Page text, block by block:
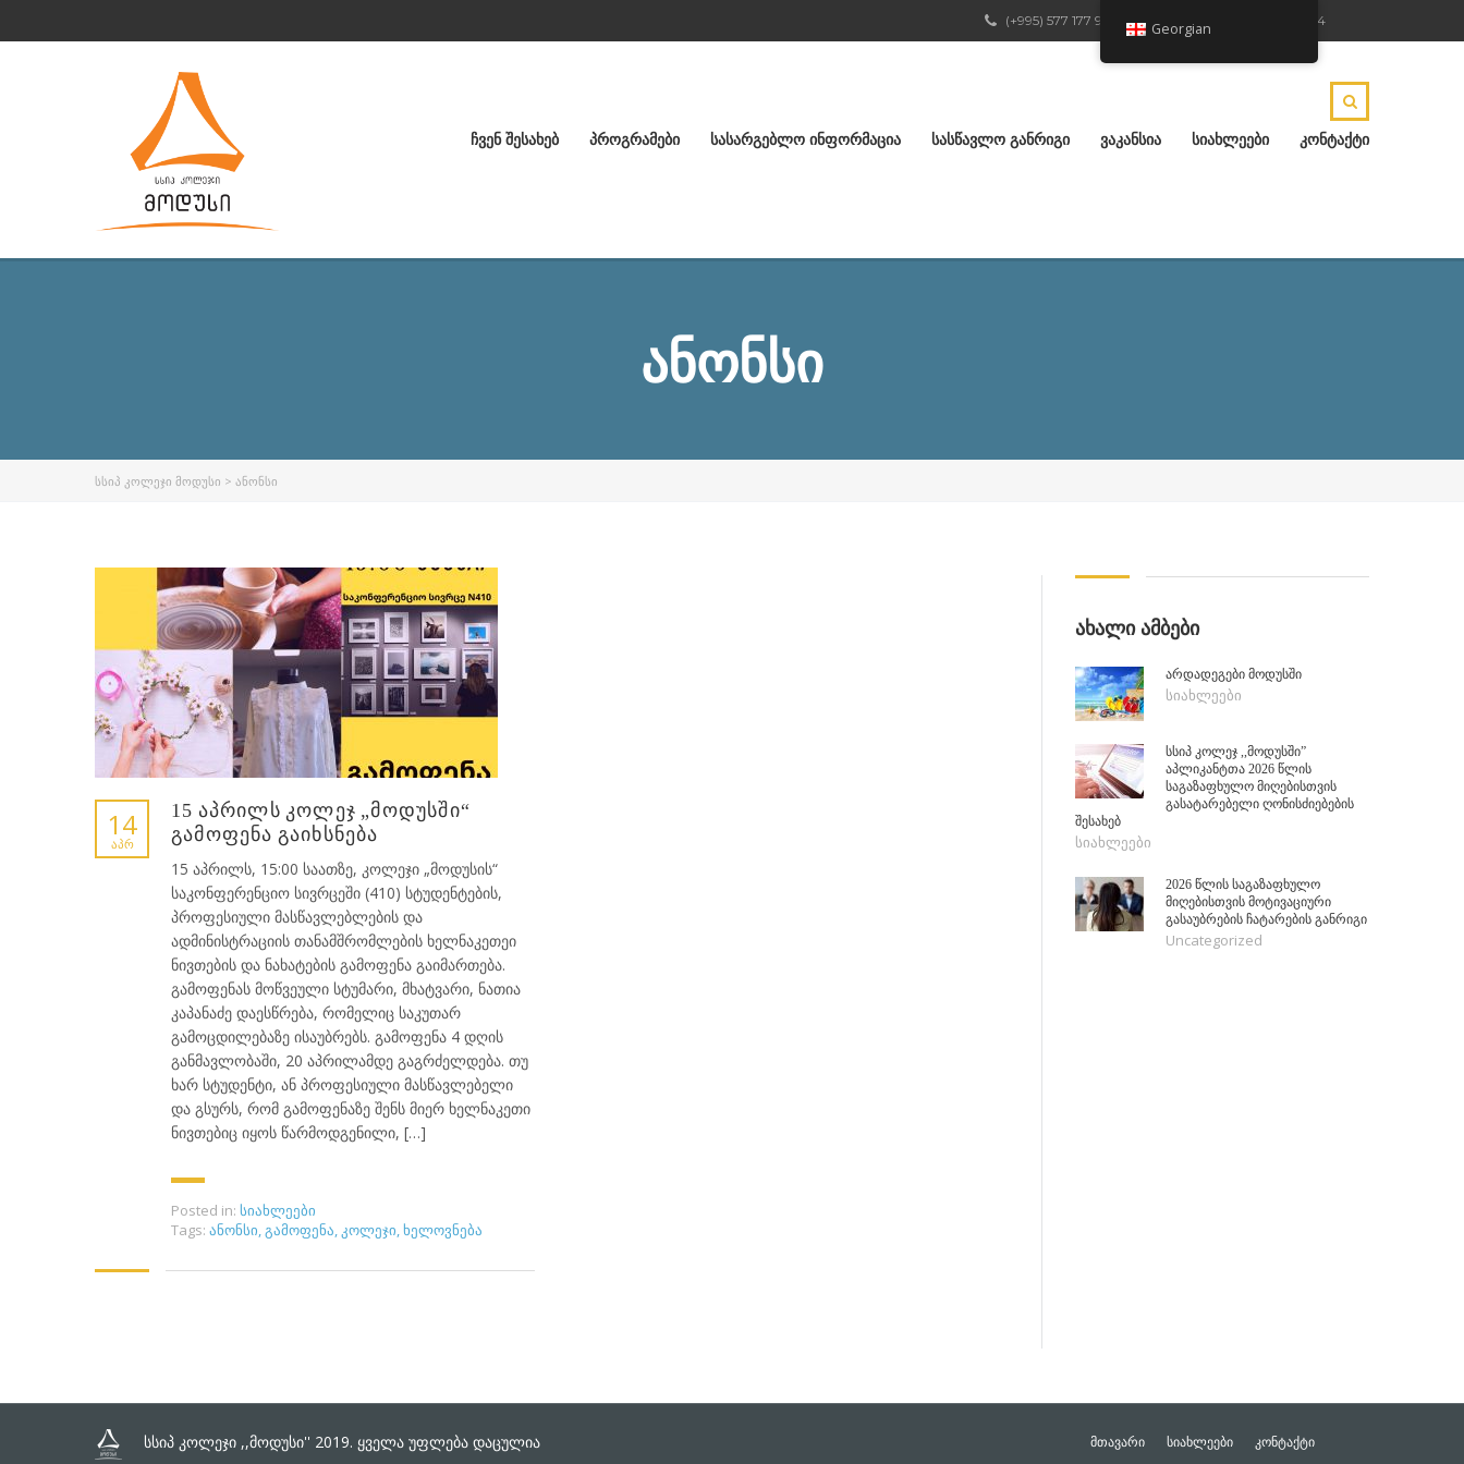
ქ.რუსთავი, ჟ.შარტავას 4
(+995) 577 177 904
ᲩᲕᲔᲜ ᲨᲔᲡᲐᲮᲔᲑ ᲞᲠᲝᲒᲠᲐᲛᲔᲑᲘ ᲡᲐᲡᲐᲠᲒᲔᲑᲚᲝ ᲘᲜᲤᲝᲠᲛᲐᲪᲘᲐ ᲡᲐᲡᲬᲐᲕᲚᲝ ᲒᲐᲜᲠᲘᲒᲘ ᲕᲐᲙᲐᲜᲡᲘᲐ ᲡᲘᲐᲮᲚᲔᲔᲑᲘ ᲙᲝᲜᲢᲐᲥᲢᲘ
ᲐᲜᲝᲜᲡᲘ
ᲡᲡᲘᲞ ᲙᲝᲚᲔᲯᲘ ᲛᲝᲓᲣᲡᲘ > ᲐᲜᲝᲜᲡᲘ
14
ᲐᲞᲠ
15 აპრილს კოლეჯ „მოდუსში“
გამოფენა გაიხსნება
15 აპრილს, 15:00 საათზე, კოლეჯი „მოდუსის“
საკონფერენციო სივრცეში (410) სტუდენტების,
პროფესიული მასწავლებლების და
ადმინისტრაციის თანამშრომლების ხელნაკეთეი
ნივთების და ნახატების გამოფენა გაიმართება.
გამოფენას მოწვეული სტუმარი, მხატვარი, ნათია
კაპანაძე დაესწრება, რომელიც საკუთარ
გამოცდილებაზე ისაუბრებს. გამოფენა 4 დღის
განმავლობაში, 20 აპრილამდე გაგრძელდება. თუ
ხარ სტუდენტი, ან პროფესიული მასწავლებელი
და გსურს, რომ გამოფენაზე შენს მიერ ხელნაკეთი
ნივთებიც იყოს წარმოდგენილი, […]
Posted in: სიახლეები
Tags: ანონსი გამოფენა კოლეჯი ხელოვნება
ᲐᲮᲐᲚᲘ ᲐᲛᲑᲔᲑᲘ
არდადეგები მოდუსში
სიახლეები
სსიპ კოლეჯ ,,მოდუსში”
აპლიკანტთა 2026 წლის
საგაზაფხულო მიღებისთვის
გასატარებელი ღონისძიებების
შესახებ
სიახლეები
2026 წლის საგაზაფხულო
მიღებისთვის მოტივაციური
გასაუბრების ჩატარების განრიგი
Uncategorized
სსიპ კოლეჯი ,,მოდუსი'' 2019. ყველა უფლება დაცულია ᲛᲗᲐᲕᲐᲠᲘ ᲡᲘᲐᲮᲚᲔᲔᲑᲘ ᲙᲝᲜᲢᲐᲥᲢᲘ
Georgian